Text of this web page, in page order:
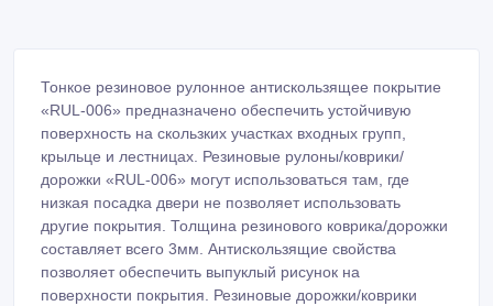
Тонкое резиновое рулонное антискользящее покрытие
«RUL-006» предназначено обеспечить устойчивую
поверхность на скользких участках входных групп,
крыльце и лестницах. Резиновые рулоны/коврики/
дорожки «RUL-006» могут использоваться там, где
низкая посадка двери не позволяет использовать
другие покрытия. Толщина резинового коврика/дорожки
составляет всего 3мм. Антискользящие свойства
позволяет обеспечить выпуклый рисунок на
поверхности покрытия. Резиновые дорожки/коврики